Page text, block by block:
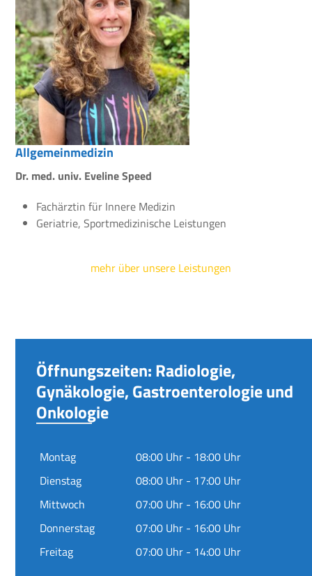
Allgemeinmedizin
Dr. med. univ. Eveline Speed
Fachärztin für Innere Medizin
Geriatrie, Sportmedizinische Leistungen
mehr über unsere Leistungen
Öffnungszeiten: Radiologie,
Gynäkologie, Gastroenterologie und
Onkologie
Montag
08:00 Uhr - 18:00 Uhr
Dienstag
08:00 Uhr - 17:00 Uhr
Mittwoch
07:00 Uhr - 16:00 Uhr
Donnerstag
07:00 Uhr - 16:00 Uhr
Freitag
07:00 Uhr - 14:00 Uhr